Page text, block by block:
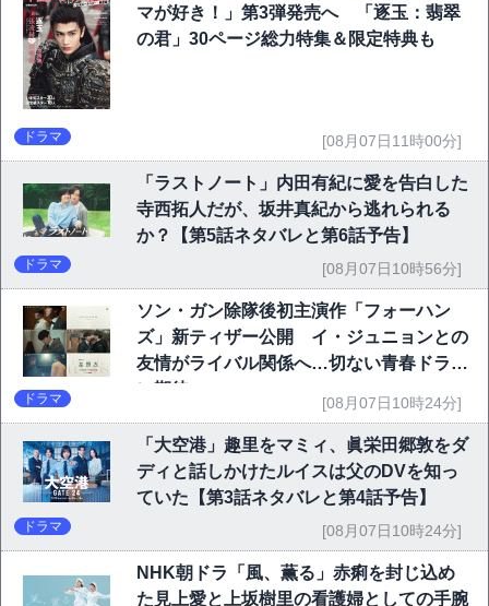
マが好き！」第3弾発売へ 「逐玉：翡翠
の君」30ページ総力特集＆限定特典も
ドラマ [08月07日11時00分]
「ラストノート」内田有紀に愛を告白した
寺西拓人だが、坂井真紀から逃れられる
か？【第5話ネタバレと第6話予告】
ドラマ [08月07日10時56分]
ソン・ガン除隊後初主演作「フォーハン
ズ」新ティザー公開 イ・ジュニョンとの
友情がライバル関係へ…切ない青春ドラマ
に期待
ドラマ [08月07日10時24分]
「大空港」趣里をマミィ、眞栄田郷敦をダ
ディと話しかけたルイスは父のDVを知っ
ていた【第3話ネタバレと第4話予告】
ドラマ [08月07日10時24分]
NHK朝ドラ「風、薫る」赤痢を封じ込め
た見上愛と上坂樹里の看護婦としての手腕